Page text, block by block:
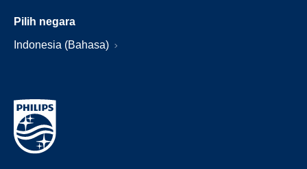
Pilih negara
Indonesia (Bahasa)